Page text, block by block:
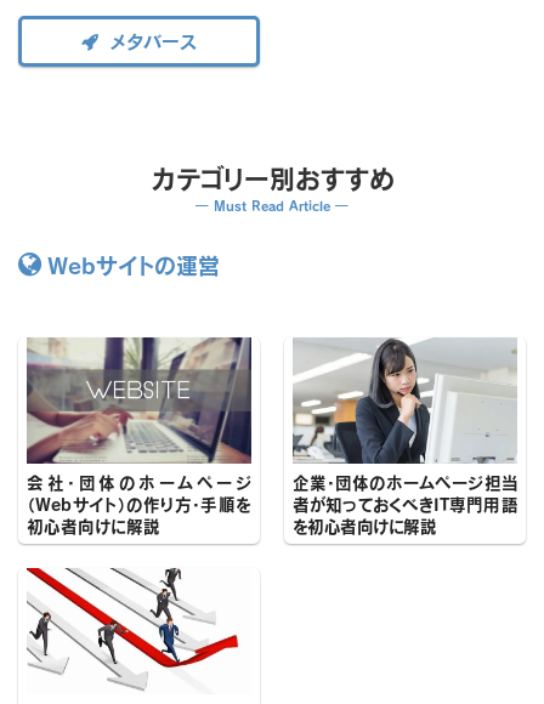
 メタバース
カテゴリー別おすすめ
━ Must Read Article ━
 Webサイトの運営
会社・団体のホームページ
（Webサイト）の作り方・手順を
初心者向けに解説
企業・団体のホームページ担当
者が知っておくべきIT専門用語
を初心者向けに解説